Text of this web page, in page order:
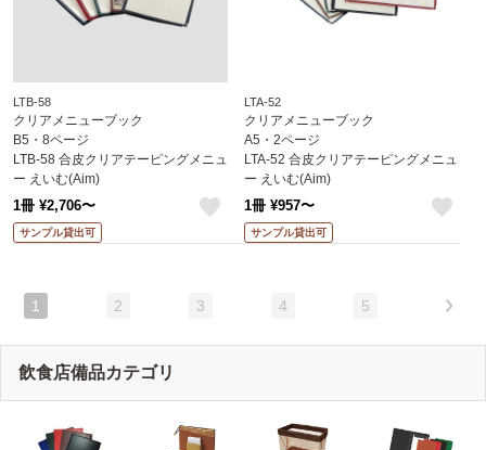
LTB-58
クリアメニューブック
B5・8ページ
LTB-58 合皮クリアテーピングメニュ
ー えいむ(Aim)
1冊 ¥2,706〜
サンプル貸出可
LTA-52
クリアメニューブック
A5・2ページ
LTA-52 合皮クリアテーピングメニュ
ー えいむ(Aim)
1冊 ¥957〜
サンプル貸出可
1 2 3 4 5
飲食店備品カテゴリ